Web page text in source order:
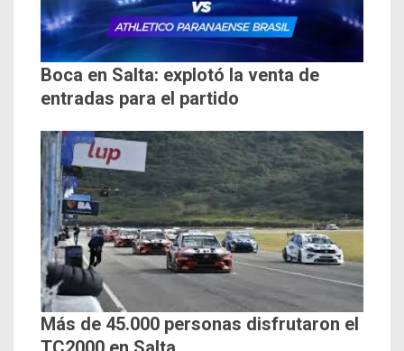
Boca en Salta: explotó la venta de
entradas para el partido
Más de 45.000 personas disfrutaron el